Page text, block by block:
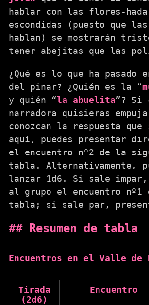
hablar con las flores-hada
escondidas (puesto que las
hablan) se mostrarán
tener abejitas que las
¿Qué es lo que ha pasado
del pinar? ¿Quién es la “
y quién “la abuelita”? Si
narradora quisieras
conozcan la respuesta que
aquí, puedes presentar
el encuentro nº2 de la
tabla. Alternativamente,
lanzar 1d6. Si sale impar,
al grupo el encuentro nº1
tabla; si sale par,
Resumen de tabla
Encuentros en el Valle de
Tirada
(2d6)
Encuentro